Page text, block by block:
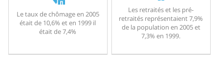
Le taux de chômage en 2005
était de 10,6% et en 1999 il
était de 7,4%
Les retraités et les pré-
retraités représentaient 7,9%
de la population en 2005 et
7,3% en 1999.